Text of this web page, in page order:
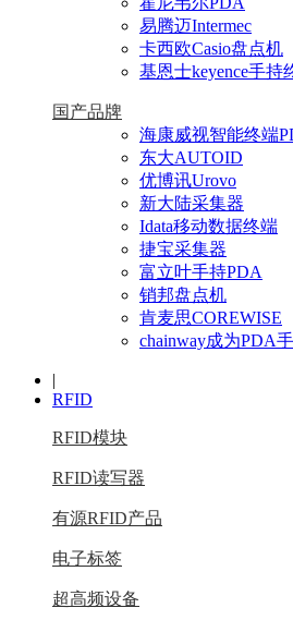
易腾迈Intermec
卡西欧Casio盘点机
基恩士keyence手持
国产品牌
海康威视智能终端
东大AUTOID
优博讯Urovo
新大陆采集器
Idata移动数据终端
捷宝采集器
富立叶手持PDA
销邦盘点机
肯麦思COREWISE
chainway成为PDA
|
RFID
RFID模块
RFID读写器
有源RFID产品
电子标签
超高频设备